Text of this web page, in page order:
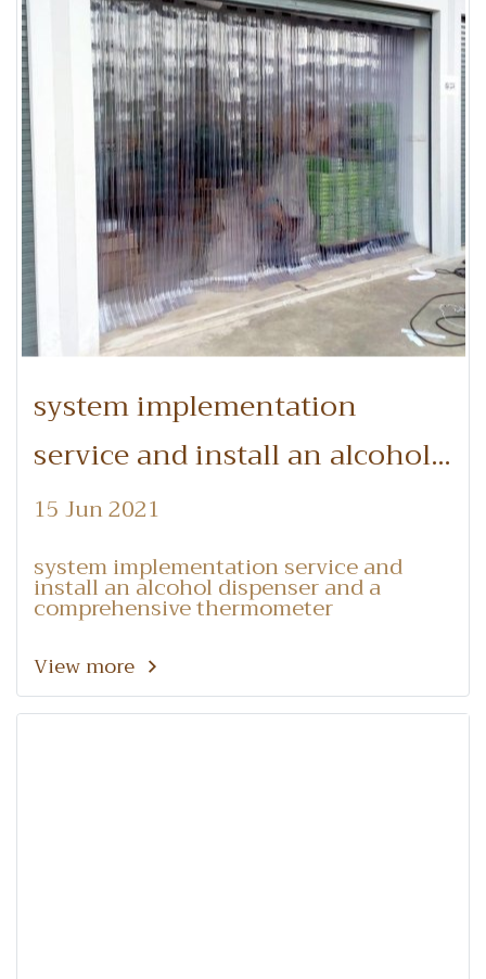
system implementation
service and install an alcohol
dispenser and a
comprehensive thermometer
15 Jun 2021
system implementation service and
install an alcohol dispenser and a
comprehensive thermometer
View more